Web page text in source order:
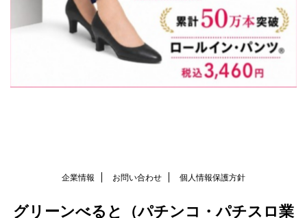
企業情報 お問い合わせ 個人情報保護方針
グリーンべると（パチンコ・パチスロ業